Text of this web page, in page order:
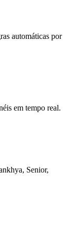
automáticas por
em tempo real.
Senior,